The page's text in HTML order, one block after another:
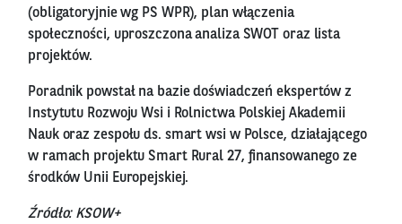
(obligatoryjnie wg PS WPR), plan włączenia
społeczności, uproszczona analiza SWOT oraz lista
projektów.
Poradnik powstał na bazie doświadczeń ekspertów z
Instytutu Rozwoju Wsi i Rolnictwa Polskiej Akademii
Nauk oraz zespołu ds. smart wsi w Polsce, działającego
w ramach projektu Smart Rural 27, finansowanego ze
środków Unii Europejskiej.
Źródło: KSOW+